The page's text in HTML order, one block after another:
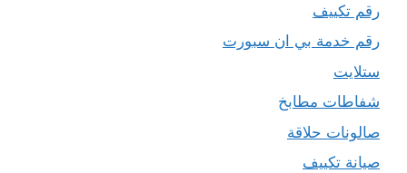
رقم تكييف
رقم خدمة بي ان سبورت
ستلايت
شفاطات مطابخ
صالونات حلاقة
صيانة تكييف